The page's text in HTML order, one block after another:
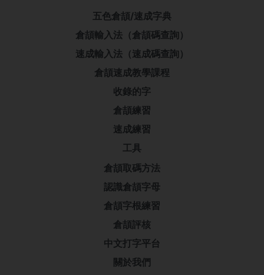
五色倉頡/速成字典
倉頡輸入法（倉頡碼查詢）
速成輸入法（速成碼查詢）
倉頡速成教學課程
收錄的字
倉頡練習
速成練習
工具
倉頡取碼方法
認識倉頡字母
倉頡字根練習
倉頡評核
中文打字平台
關於我們